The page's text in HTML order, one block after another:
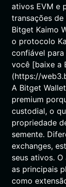
ativos EVM e
transações
Bitget Kaimo
o protocolo
confiável para
você [baixe a
(https://
A Bitget
premium
custodial, o
propriedade
semente.
exchanges,
seus ativos.
as principais
como